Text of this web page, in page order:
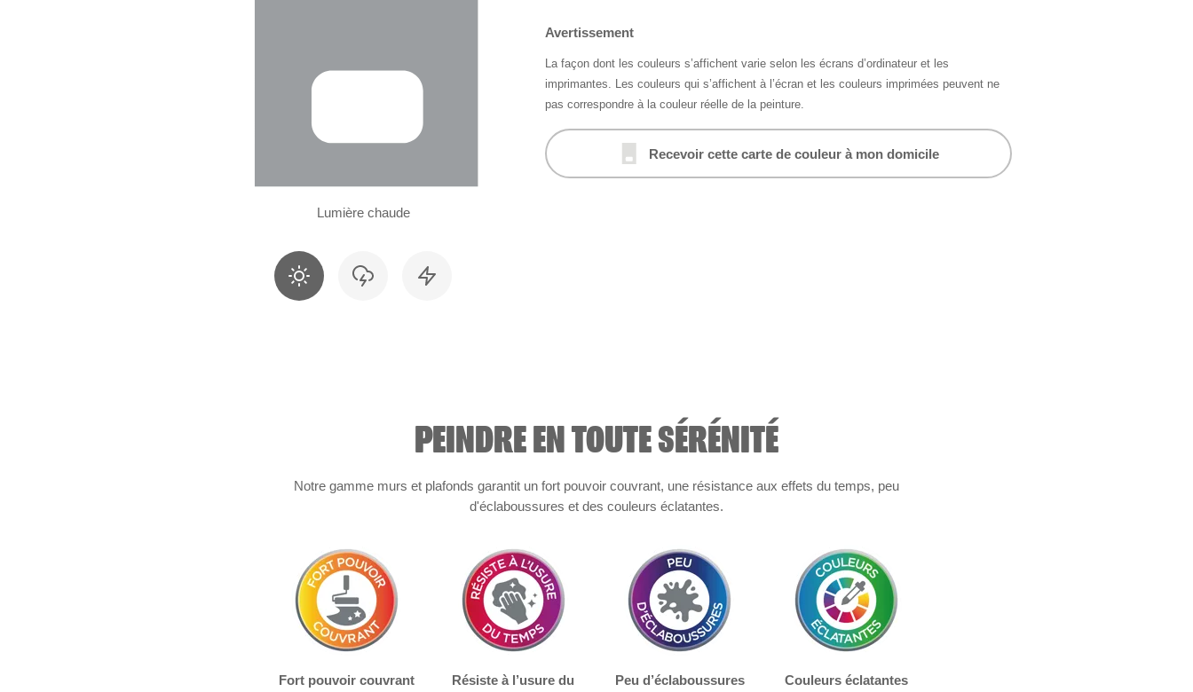
Lumière chaude
Avertissement
La façon dont les couleurs s’affichent varie selon les écrans d’ordinateur et les
imprimantes. Les couleurs qui s’affichent à l’écran et les couleurs imprimées peuvent ne
pas correspondre à la couleur réelle de la peinture.
Recevoir cette carte de couleur à mon domicile
PEINDRE EN TOUTE SÉRÉNITÉ
Notre gamme murs et plafonds garantit un fort pouvoir couvrant, une résistance aux effets du temps, peu
d'éclaboussures et des couleurs éclatantes.
Fort pouvoir couvrant
Résiste à l’usure du
Peu d’éclaboussures Couleurs éclatantes